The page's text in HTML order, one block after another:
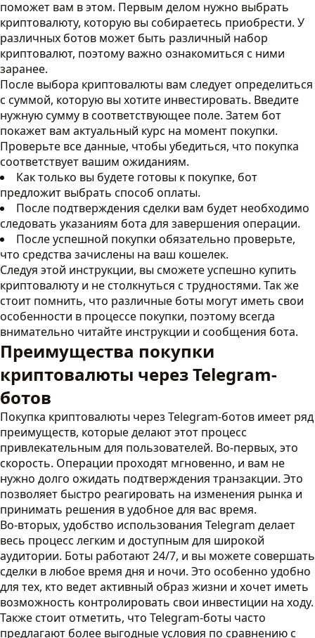
поможет вам в этом. Первым делом нужно выбрать
криптовалюту, которую вы собираетесь приобрести. У
различных ботов может быть различный набор
криптовалют, поэтому важно ознакомиться с ними
заранее.
После выбора криптовалюты вам следует определиться
с суммой, которую вы хотите инвестировать. Введите
нужную сумму в соответствующее поле. Затем бот
покажет вам актуальный курс на момент покупки.
Проверьте все данные, чтобы убедиться, что покупка
соответствует вашим ожиданиям.
Как только вы будете готовы к покупке, бот
предложит выбрать способ оплаты.
После подтверждения сделки вам будет необходимо
следовать указаниям бота для завершения операции.
После успешной покупки обязательно проверьте,
что средства зачислены на ваш кошелек.
Следуя этой инструкции, вы сможете успешно купить
криптовалюту и не столкнуться с трудностями. Так же
стоит помнить, что различные боты могут иметь свои
особенности в процессе покупки, поэтому всегда
внимательно читайте инструкции и сообщения бота.
Преимущества покупки
криптовалюты через Telegram-
ботов
Покупка криптовалюты через Telegram-ботов имеет ряд
преимуществ, которые делают этот процесс
привлекательным для пользователей. Во-первых, это
скорость. Операции проходят мгновенно, и вам не
нужно долго ожидать подтверждения транзакции. Это
позволяет быстро реагировать на изменения рынка и
принимать решения в удобное для вас время.
Во-вторых, удобство использования Telegram делает
весь процесс легким и доступным для широкой
аудитории. Боты работают 24/7, и вы можете совершать
сделки в любое время дня и ночи. Это особенно удобно
для тех, кто ведет активный образ жизни и хочет иметь
возможность контролировать свои инвестиции на ходу.
Также стоит отметить, что Telegram-боты часто
предлагают более выгодные условия по сравнению с